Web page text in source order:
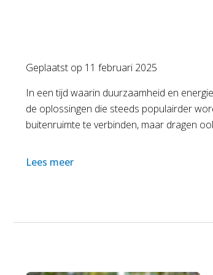
Geplaatst op 11 februari 2025
In een tijd waarin duurzaamheid en
de oplossingen die steeds populairder
buitenruimte te verbinden, maar dragen
Lees meer